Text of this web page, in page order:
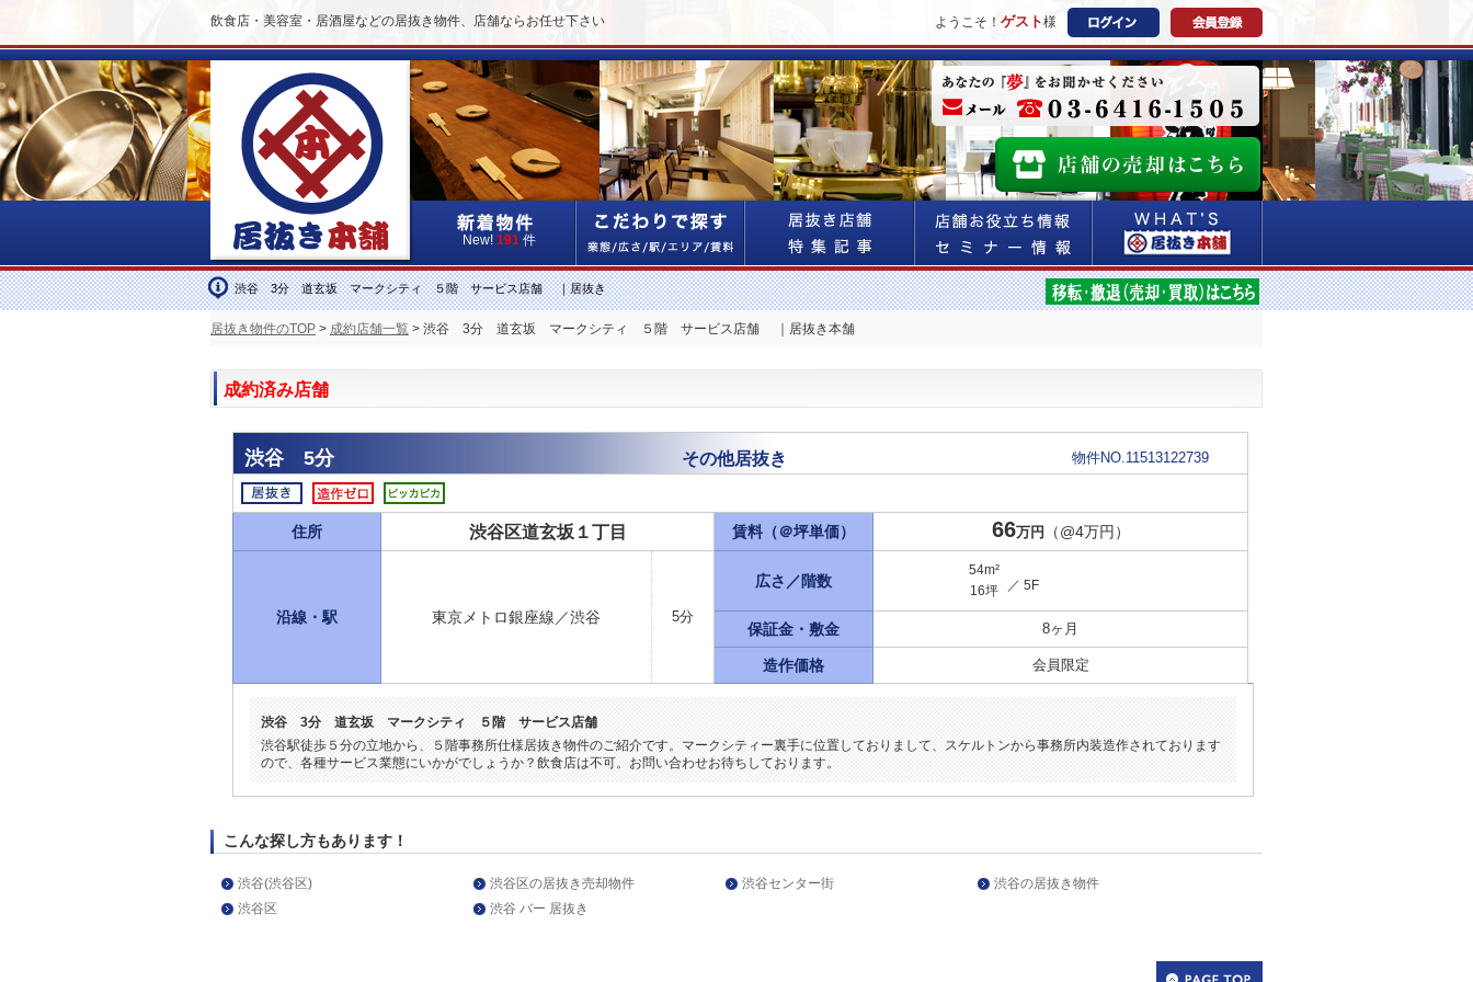
飲食店・美容室・居酒屋などの居抜き物件、店舗ならお任せ下さい ようこそ！ ゲスト様
New! 191 件
渋谷 3分 道玄坂 マークシティ ５階 サービス店舗 ｜居抜き
居抜き物件のTOP > 成約店舗一覧 > 渋谷 3分 道玄坂 マークシティ ５階 サービス店舗 ｜居抜き本舗
成約済み店舗
渋谷 5分 その他居抜き 物件NO.11513122739
住所 渋谷区道玄坂１丁目 賃料（＠坪単価） 66万円 （@4万円）
沿線・駅 東京メトロ銀座線／渋谷 5分
広さ／階数
54m²
16坪
／ 5F
保証金・敷金 8ヶ月
造作価格 会員限定
渋谷 3分 道玄坂 マークシティ ５階 サービス店舗
渋谷駅徒歩５分の立地から、５階事務所仕様居抜き物件のご紹介です。マークシティー裏手に位置しておりまして、スケルトンから事務所内装造作されております
ので、各種サービス業態にいかがでしょうか？飲食店は不可。お問い合わせお待ちしております。
こんな探し方もあります！
渋谷(渋谷区) 渋谷区の居抜き売却物件 渋谷センター街
渋谷の居抜き物件
渋谷区
渋谷 バー 居抜き